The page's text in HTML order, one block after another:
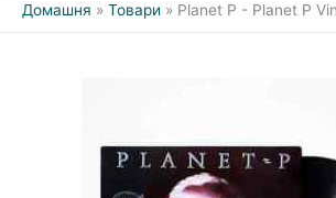
Домашня Товари Planet P - Planet P
УСІ